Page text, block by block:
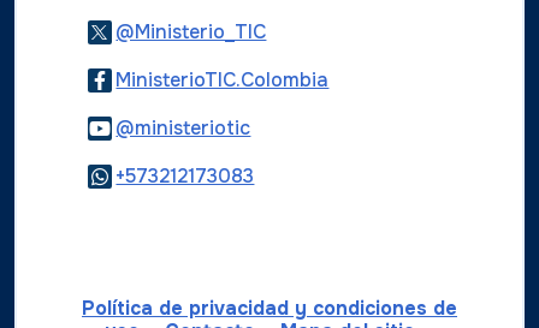
@Ministerio_TICLogo Twitter
MinisterioTIC.Colombia
@ministerioticLogo Youtube
+573212173083
Política de privacidad y condiciones de